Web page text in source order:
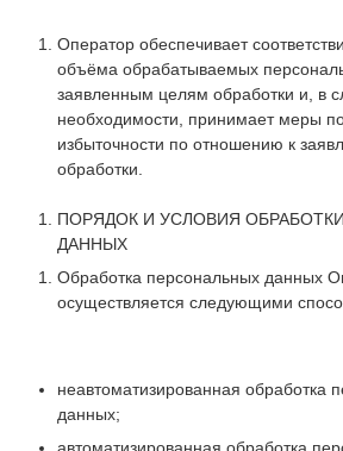
Оператор обеспечивает
объёма обрабатываемых
заявленным целям обработки и, в
необходимости, принимает меры
избыточности по отношению к
обработки.
ПОРЯДОК И УСЛОВИЯ
ДАННЫХ
Обработка персональных данных
осуществляется следующими
неавтоматизированная обработка
данных;